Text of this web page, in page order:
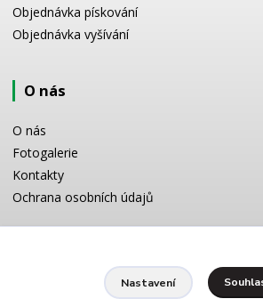
Objednávka pískování
Objednávka vyšívání
O nás
O nás
Fotogalerie
Kontakty
Ochrana osobních údajů
Potřebujete poradit s výběrem?
Nastavení